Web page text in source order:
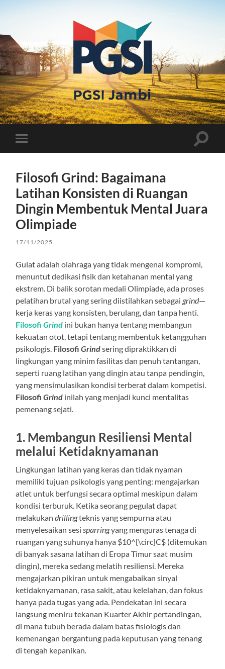
PGSI
JAMBI
Toggle
mobile
Toggle
Filosofi Grind: Bagaimana
Latihan Konsisten di Ruangan
Dingin Membentuk Mental Juara
Olimpiade
17/11/2025
Gulat adalah olahraga yang tidak mengenal kompromi,
menuntut dedikasi fisik dan ketahanan mental yang
ekstrem. Di balik sorotan medali Olimpiade, ada proses
pelatihan brutal yang sering diistilahkan sebagai grind—
kerja keras yang konsisten, berulang, dan tanpa henti.
FilosofiGrind ini bukan hanya tentang membangun
kekuatan otot, tetapi tentang membentuk ketangguhan
psikologis. FilosofiGrindsering dipraktikkan di
lingkungan yang minim fasilitas dan penuh tantangan,
seperti ruang latihan yang dingin atau tanpa pendingin,
yang mensimulasikan kondisi terberat dalam kompetisi.
FilosofiGrind inilah yang menjadi kunci mentalitas
pemenang sejati.
1. Membangun Resiliensi Mental
melalui Ketidaknyamanan
Lingkungan latihan yang keras dan tidak nyaman
memiliki tujuan psikologis yang penting: mengajarkan
atlet untuk berfungsi secara optimal meskipun dalam
kondisi terburuk. Ketika seorang pegulat dapat
melakukandrillingteknis yang sempurna atau
menyelesaikan sesi sparringyang menguras tenaga di
ruangan yang suhunya hanya $10^{\circ}C$ (ditemukan
di banyak sasana latihan di Eropa Timur saat musim
dingin), mereka sedang melatih resiliensi. Mereka
mengajarkan pikiran untuk mengabaikan sinyal
ketidaknyamanan, rasa sakit, atau kelelahan, dan fokus
hanya pada tugas yang ada. Pendekatan ini secara
langsung meniru tekanan Kuarter Akhir pertandingan,
di mana tubuh berada dalam batas fisiologis dan
kemenangan bergantung pada keputusan yang tenang
di tengah kepanikan.